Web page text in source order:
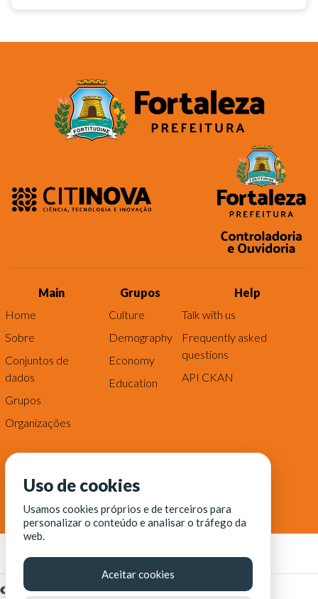
Main
Home
Sobre
Conjuntos de
dados
Grupos
Organizações
Grupos
Culture
Demography
Economy
Education
Help
Talk with us
Frequently asked
questions
API CKAN
© Fortaleza Digital || CITINOVA - Fundação de Ciência,
Uso de cookies
Usamos cookies próprios e de terceiros para
personalizar o conteúdo e analisar o tráfego da
web.
Aceitar cookies